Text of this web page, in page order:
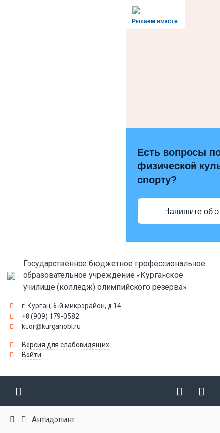
Решаем вместе
Есть вопросы
физической
спорту?
Напишите об
Государственное бюджетное профессиональное
образовательное учреждение «Курганское
училище (колледж) олимпийского резерва»
г. Курган, 6-й микрорайон, д.14
+8 (909) 179-0582
kuor@kurganobl.ru
Версия для слабовидящих
Войти
Антидопинг